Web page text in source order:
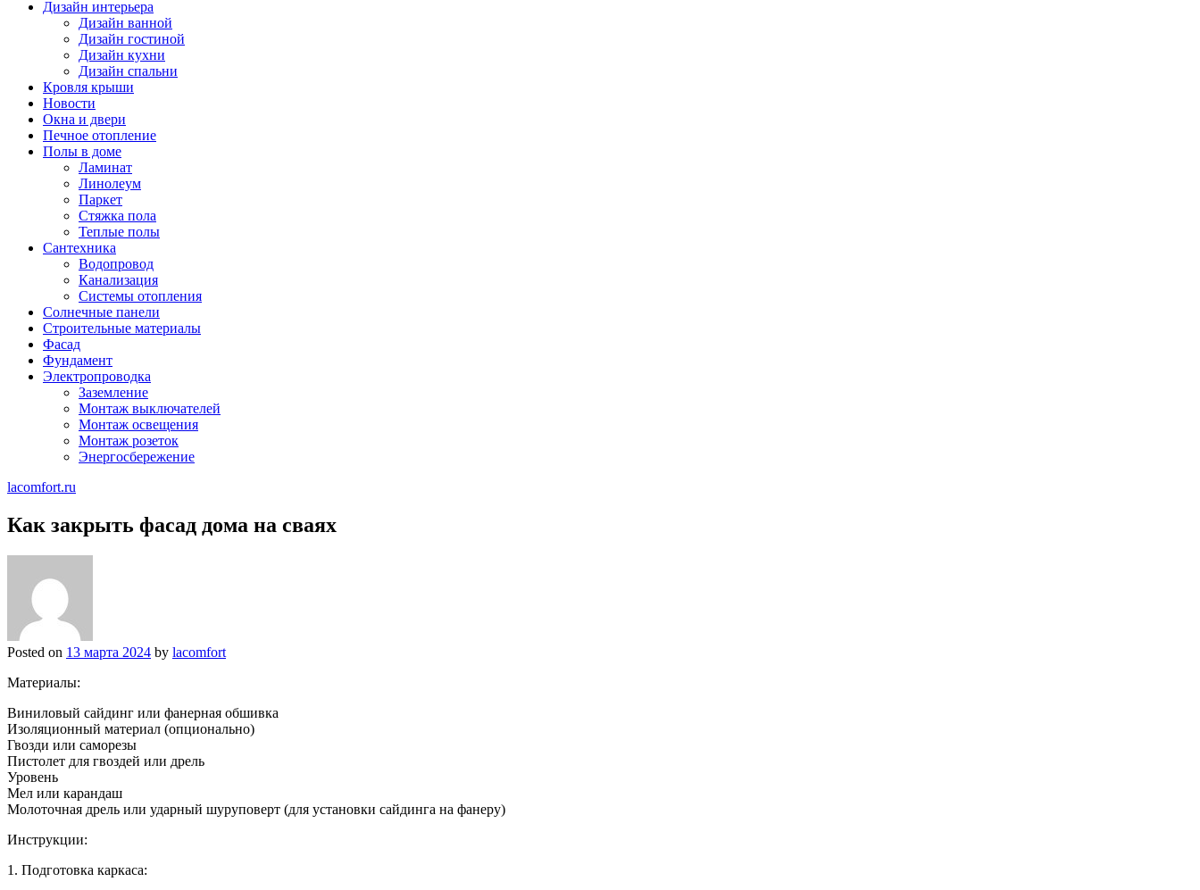
Дизайн интерьера
Дизайн ванной
Дизайн гостиной
Дизайн кухни
Дизайн спальни
Кровля крыши
Новости
Окна и двери
Печное отопление
Полы в доме
Ламинат
Линолеум
Паркет
Стяжка пола
Теплые полы
Сантехника
Водопровод
Канализация
Системы отопления
Солнечные панели
Строительные материалы
Фасад
Фундамент
Электропроводка
Заземление
Монтаж выключателей
Монтаж освещения
Монтаж розеток
Энергосбережение
lacomfort.ru
Как закрыть фасад дома на сваях
Posted on 13 марта 2024 by lacomfort
Материалы:
Виниловый сайдинг или фанерная обшивка
Изоляционный материал (опционально)
Гвозди или саморезы
Пистолет для гвоздей или дрель
Уровень
Мел или карандаш
Молоточная дрель или ударный шуруповерт (для установки сайдинга на фанеру)
Инструкции:
1. Подготовка каркаса: